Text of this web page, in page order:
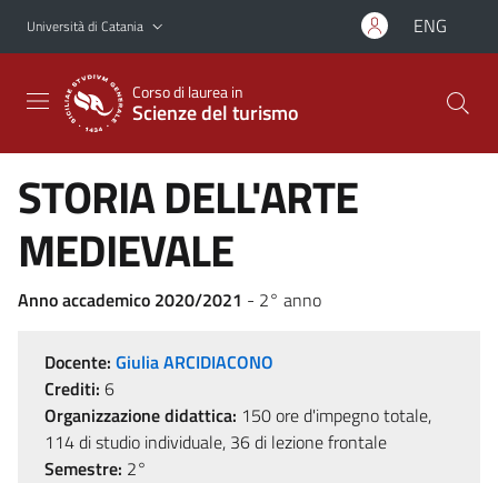
Vai al contenuto principale
Vai al menu di navigazione
Università di Catania ENG
Corso di laurea in
Scienze del turismo
STORIA DELL'ARTE
MEDIEVALE
Anno accademico 2020/2021 - 2° anno
Docente: Giulia ARCIDIACONO
Crediti: 6
Organizzazione didattica: 150 ore d'impegno totale,
114 di studio individuale, 36 di lezione frontale
Semestre: 2°